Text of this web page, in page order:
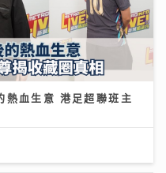
熱血生意 港足超聯班主